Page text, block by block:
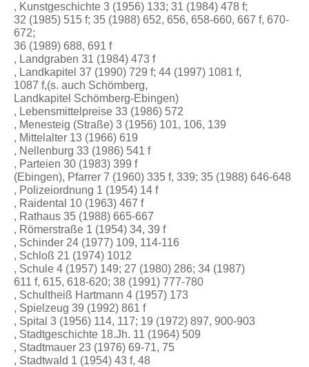
, Kunstgeschichte 3 (1956) 133; 31 (1984) 478 f;
32 (1985) 515 f; 35 (1988) 652, 656, 658-660, 667 f, 670-
672;
36 (1989) 688, 691 f
, Landgraben 31 (1984) 473 f
, Landkapitel 37 (1990) 729 f; 44 (1997) 1081 f,
1087 f,(s. auch Schömberg,
Landkapitel Schömberg-Ebingen)
, Lebensmittelpreise 33 (1986) 572
, Menesteig (Straße) 3 (1956) 101, 106, 139
, Mittelalter 13 (1966) 619
, Nellenburg 33 (1986) 541 f
, Parteien 30 (1983) 399 f
(Ebingen), Pfarrer 7 (1960) 335 f, 339; 35 (1988) 646-648
, Polizeiordnung 1 (1954) 14 f
, Raidental 10 (1963) 467 f
, Rathaus 35 (1988) 665-667
, Römerstraße 1 (1954) 34, 39 f
, Schinder 24 (1977) 109, 114-116
, Schloß 21 (1974) 1012
, Schule 4 (1957) 149; 27 (1980) 286; 34 (1987)
611 f, 615, 618-620; 38 (1991) 777-780
, Schultheiß Hartmann 4 (1957) 173
, Spielzeug 39 (1992) 861 f
, Spital 3 (1956) 114, 117; 19 (1972) 897, 900-903
, Stadtgeschichte 18.Jh. 11 (1964) 509
, Stadtmauer 23 (1976) 69-71, 75
, Stadtwald 1 (1954) 43 f, 48